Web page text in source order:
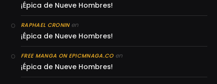
¡Épica de Nueve Hombres!
RAPHAEL CRONINen
¡Épica de Nueve Hombres!
FREE MANGA ON EPICMNAGA.COen
¡Épica de Nueve Hombres!